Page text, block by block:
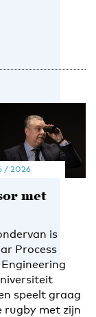
/ 2026
met
is
Process
speelt graag
rugby met zijn